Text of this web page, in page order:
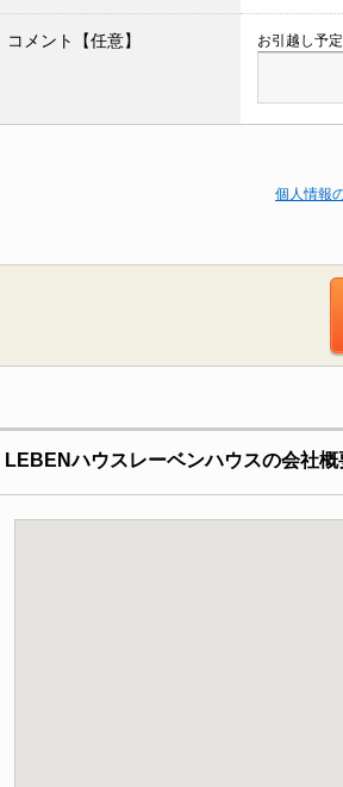
コメント【任意】 お引越し予
個人情報
LEBENハウスレーベンハウスの会社概